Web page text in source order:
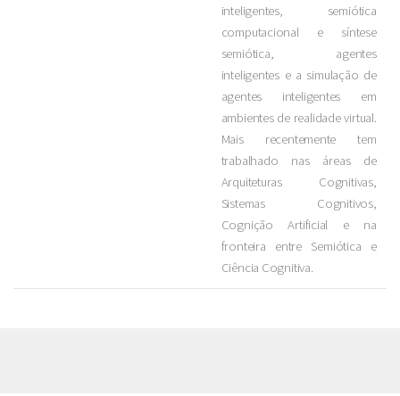
inteligentes, semiótica
computacional e síntese
semiótica, agentes
inteligentes e a simulação de
agentes inteligentes em
ambientes de realidade virtual.
Mais recentemente tem
trabalhado nas áreas de
Arquiteturas Cognitivas,
Sistemas Cognitivos,
Cognição Artificial e na
fronteira entre Semiótica e
Ciência Cognitiva.